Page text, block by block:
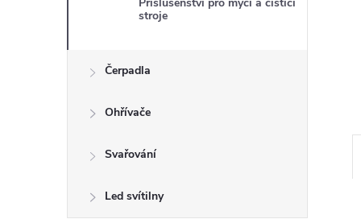
l
stroje
Čerpadla
Ohřívače
Svařování
Led svítilny